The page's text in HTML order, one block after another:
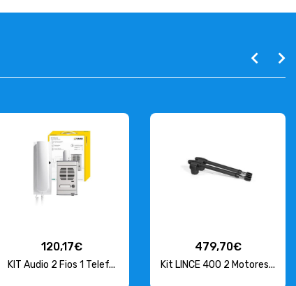
120,17€
KIT Audio 2 Fios 1 Telef...
479,70€
Kit LINCE 400 2 Motores...